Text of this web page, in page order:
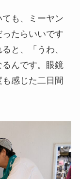
も、ミーヤン
たらいいです
と、「うわ、
んです。眼鏡
感じた二日間